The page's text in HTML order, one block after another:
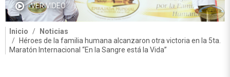
VER VIDEO
Inicio
Noticias
Héroes de la familia humana alcanzaron otra victoria en la 5ta.
Maratón Internacional “En la Sangre está la Vida”